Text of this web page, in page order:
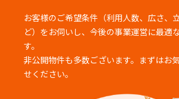
お客様のご希望条件（利用人数、広さ、
ど）をお伺いし、 今後の事業運営に最適
す。
非公開物件も多数ございます。まずはお
せください。